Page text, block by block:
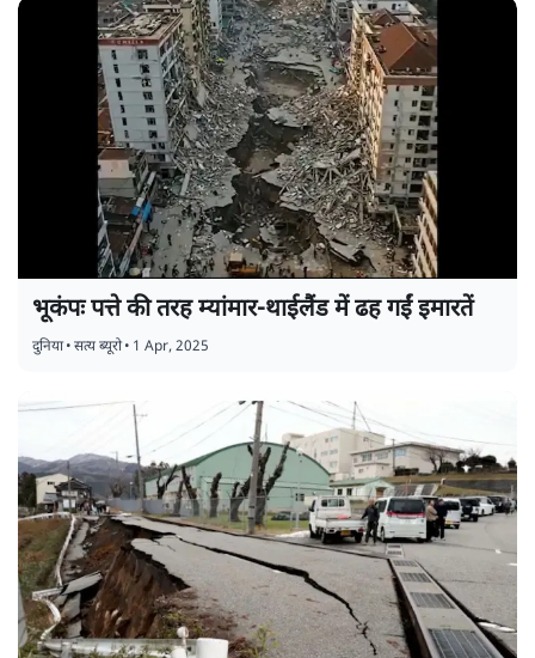
भूकंपः पत्ते की तरह म्यांमार-थाईलैंड में ढह गईं इमारतें
दुनिया•सत्य ब्यूरो• 1 Apr, 2025